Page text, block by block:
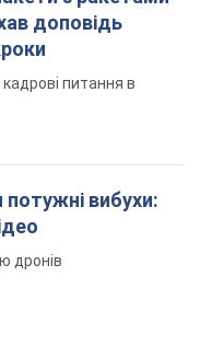
доповідь
питання в
потужні вибухи:
дронів